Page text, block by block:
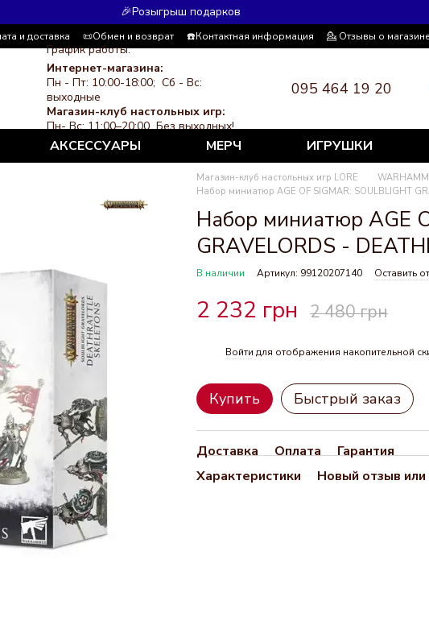
🎉Розыгрыш подарков
и доставка 📜Обмен и возврат ☎️Контактная информация 💁 Отзывы о магазине
система скидок
СМИ о нас Политика конфиденциальности
График работы:
Интернет-магазина:
Пн - Пт: 10:00-18:00; Сб - Вс:
выходные
Магазин-клуб настольных игр:
Пн- Вс: 11:00–20:00 Без выходных!
095 464 19 20
АКСЕССУАРЫ МЕРЧ ИГРУШКИ
Магазин-клуб настольных игр LORE
Набор миниатюр AGE OF SIGMAR: SOULBLIGHT
Набор миниатюр AGE
GRAVELORDS -
В наличии Артикул: 99120207140 Оставить
2 232 грн 2 480 грн
Войти для отображения накопительной
Купить Быстрый заказ
Доставка Оплата
Гарантия
Характеристики
Новый отзыв